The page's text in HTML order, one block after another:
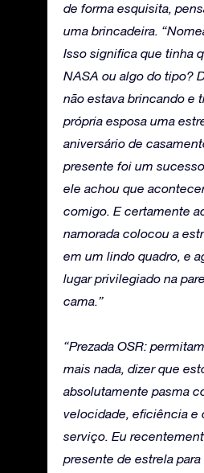
de forma esquisita,
uma brincadeira.
Isso significa que tinha
NASA ou algo do tipo?
não estava brincando e
própria esposa uma
aniversário de
presente foi um
ele achou que
comigo. E certamente
namorada colocou a
em um lindo quadro, e
lugar privilegiado na
cama.”
“Prezada OSR:
mais nada, dizer que
absolutamente pasma
velocidade, eficiência e
serviço. Eu
presente de estrela